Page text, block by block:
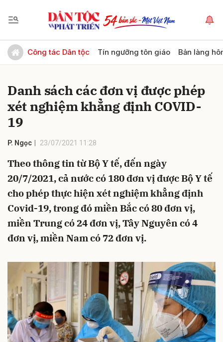
Công tác Dân tộc Tín ngưỡng tôn giáo Bản làng
Danh sách các đơn vị được phép
xét nghiệm khẳng định COVID-
19
P. Ngọc 23/07/2021 11:28
Theo thông tin từ Bộ Y tế, đến ngày
20/7/2021, cả nước có 180 đơn vị được Bộ Y tế
cho phép thực hiện xét nghiệm khẳng định
Covid-19, trong đó miền Bắc có 80 đơn vị,
miền Trung có 24 đơn vị, Tây Nguyên có 4
đơn vị, miền Nam có 72 đơn vị.
Gửi bình luận